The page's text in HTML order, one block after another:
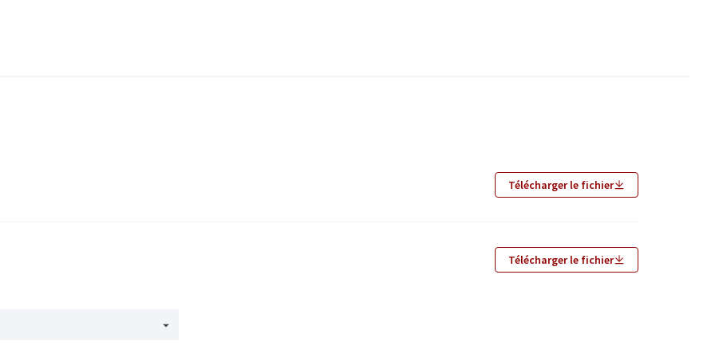
d'aider
besoins, le budget, le calendrier
l'expression de ses besoins dans
en 2024.
Télécharger le fichier
Télécharger le fichier